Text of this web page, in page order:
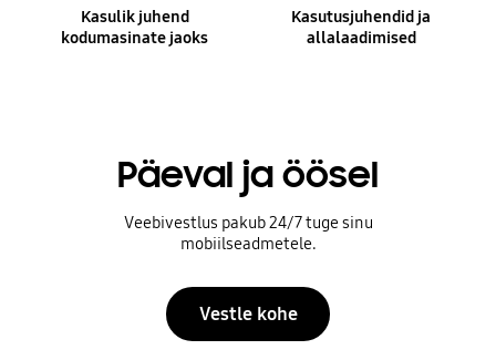
Kasulik juhend
kodumasinate jaoks
Kasutusjuhendid ja
allalaadimised
Päeval ja öösel
Veebivestlus pakub 24/7 tuge sinu
mobiilseadmetele.
Vestle kohe